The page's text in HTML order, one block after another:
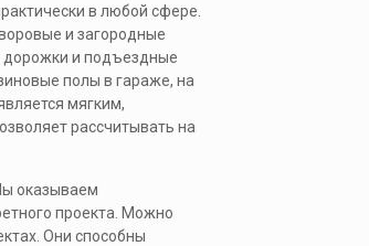
в любой сфере.
и загородные
и подъездные
полы в гараже, на
мягким,
рассчитывать на
оказываем
проекта. Можно
Они способны